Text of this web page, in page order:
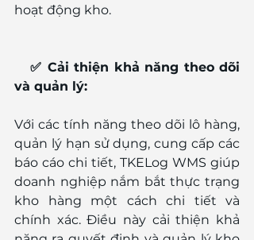
hoạt động kho.
✅ Cải thiện khả năng theo dõi
và quản lý:
Với các tính năng theo dõi lô hàng,
quản lý hạn sử dụng, cung cấp các
báo cáo chi tiết, TKELog WMS giúp
doanh nghiệp nắm bắt thực trạng
kho hàng một cách chi tiết và
chính xác. Điều này cải thiện khả